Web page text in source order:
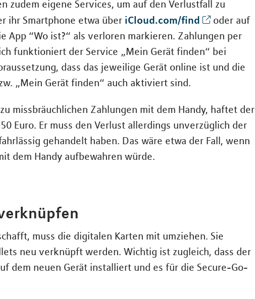
zudem eigene Services, um auf den Verlustfall zu
ihr Smartphone etwa über iCloud.com/find
oder auf
App “Wo ist?“ als verloren markieren. Zahlungen per
funktioniert der Service „Mein Gerät finden“ bei
dass das jeweilige Gerät online ist und die
„Mein Gerät finden“ auch aktiviert sind.
missbräuchlichen Zahlungen mit dem Handy, haftet der
Euro. Er muss den Verlust allerdings unverzüglich der
gehandelt haben. Das wäre etwa der Fall, wenn
dem Handy aufbewahren würde.
muss die digitalen Karten mit umziehen. Sie
neu verknüpft werden. Wichtig ist zugleich, dass der
dem neuen Gerät installiert und es für die Secure-Go-